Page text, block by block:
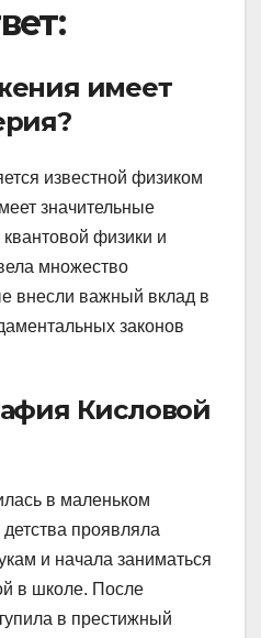
имеет
известной физиком
значительные
физики и
множество
внесли важный вклад в
законов
Кисловой
в маленьком
проявляла
и начала заниматься
в школе. После
в престижный